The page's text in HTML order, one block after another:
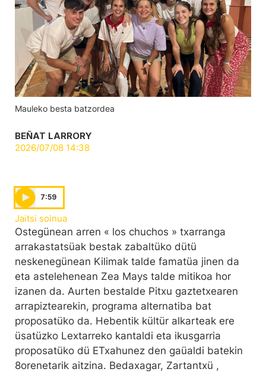
Mauleko besta batzordea
BEÑAT LARRORY
2026/07/08 14:38
7:59
Jaitsi soinua
Ostegünean arren « los chuchos » txarranga
arrakastatsüak bestak zabaltüko dütü
neskenegünean Kilimak talde famatüa jinen da
eta astelehenean Zea Mays talde mitikoa hor
izanen da. Aurten bestalde Pitxu gaztetxearen
arrapiztearekin, programa alternatiba bat
proposatüko da. Hebentik kültür alkarteak ere
üsatüzko Lextarreko kantaldi eta ikusgarria
proposatüko dü ETxahunez den gaüaldi batekin
8orenetarik aitzina. Bedaxagar, Zartantxü ,